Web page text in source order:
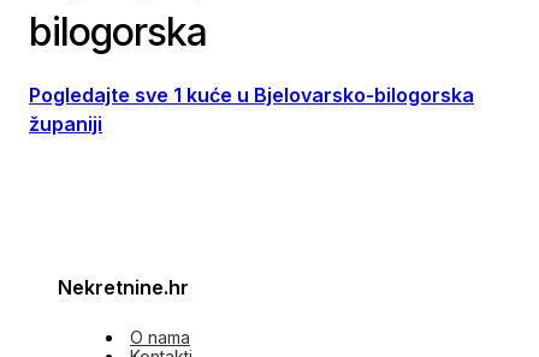
bilogorska
Pogledajte sve 1 kuće u Bjelovarsko-bilogorska
županiji
Nekretnine.hr
O nama